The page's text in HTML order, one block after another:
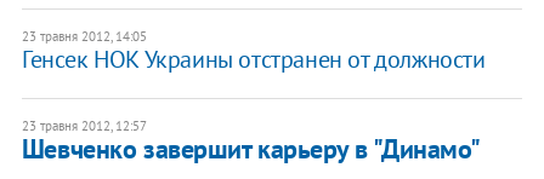
23 травня 2012, 14:05
Генсек НОК Украины отстранен от должности
23 травня 2012, 12:57
Шевченко завершит карьеру в "Динамо"